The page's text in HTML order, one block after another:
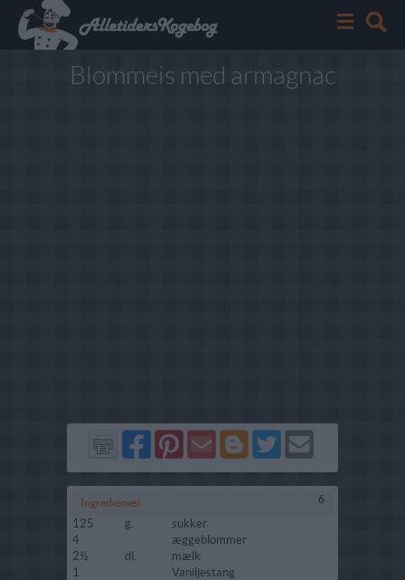
Blommeis med armagnac
Del
på
Facebook
Del
på
Pinterest
Send
via
GMail
Del
på
Blogger
Del
på
Twitter
Send
Ingredienser 6
125 g.
sukker
4
æggeblommer
2½
dl.
mælk
1
Vaniljestang